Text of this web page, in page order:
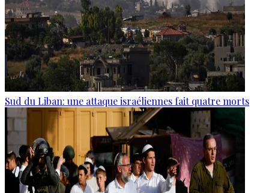
Sud du Liban: une attaque israéliennes fait quatre morts